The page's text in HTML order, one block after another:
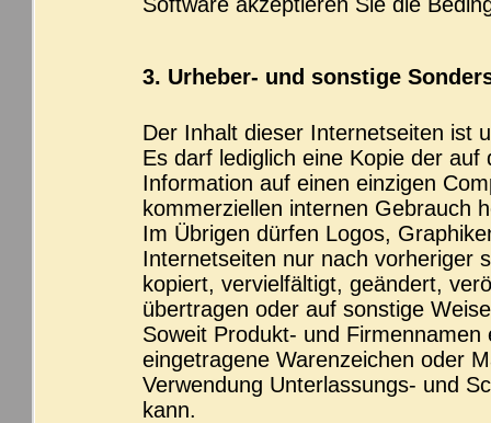
3. Urheber- und sonstige
Der Inhalt dieser Internetseiten ist
Es darf lediglich eine Kopie der
Information auf einen einzigen
kommerziellen internen Gebrauch
Im Übrigen dürfen Logos,
Internetseiten nur nach vorheriger
kopiert, vervielfältigt, geändert,
übertragen oder auf sonstige
Soweit Produkt- und
eingetragene Warenzeichen oder
Verwendung Unterlassungs- und
kann.